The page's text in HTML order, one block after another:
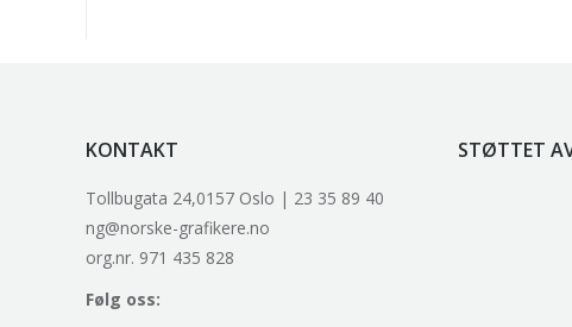
KONTAKT
Tollbugata 24,0157 Oslo | 23 35 89 40
ng@norske-grafikere.no
org.nr. 971 435 828
Følg oss:
STØTTET